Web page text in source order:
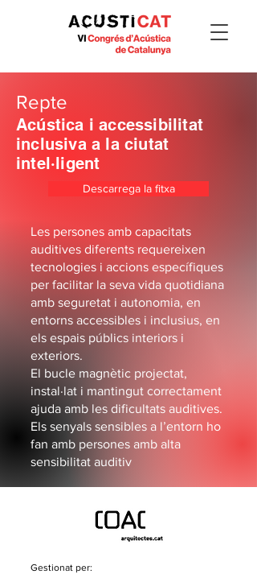
Repte
Acústica i accessibilitat
inclusiva a la ciutat
intel·ligent
Descarrega la fitxa
Les persones amb capacitats
auditives diferents requereixen
tecnologies i accions específiques
per facilitar la seva vida quotidiana
amb seguretat i autonomia, en
entorns accessibles i inclusius, en
els espais públics interiors i
exteriors.
El bucle magnètic projectat,
instal·lat i mantingut correctament
ajuda amb les dificultats auditives.
Els senyals sensibles a l’entorn ho
fan amb persones amb alta
sensibilitat auditiv
Gestionat per: